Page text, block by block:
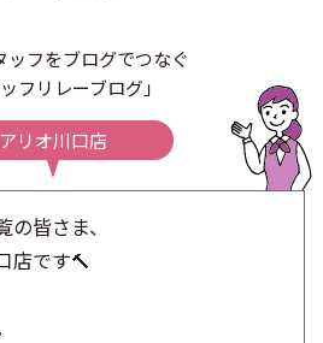
ッフをブログでつなぐ
ッフリレーブログ」
アリオ川口店
皆さま、
店です🔨